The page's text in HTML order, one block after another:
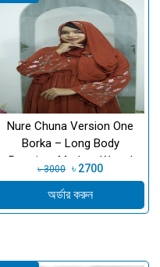
Nure Chuna Version One
Borka – Long Body
Premium Modest Wear |
Takrim Clothing
৳ 3000 ৳ 2700
অর্ডার করুন